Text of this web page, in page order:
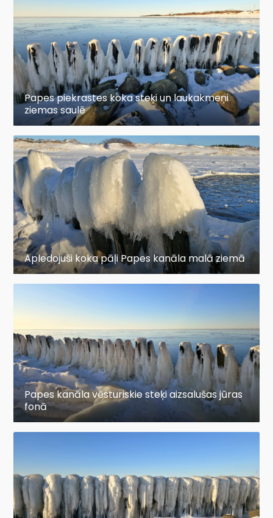
Papes piekrastes koka steķi un laukakmeņi
ziemas saulē
Apledojuši koka pāļi Papes kanāla malā ziemā
Papes kanāla vēsturiskie steķi aizsalušas jūras
fonā